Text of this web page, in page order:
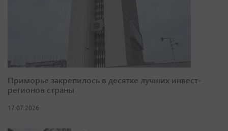
Приморье закрепилось в десятке лучших инвест-
регионов страны
17.07.2026